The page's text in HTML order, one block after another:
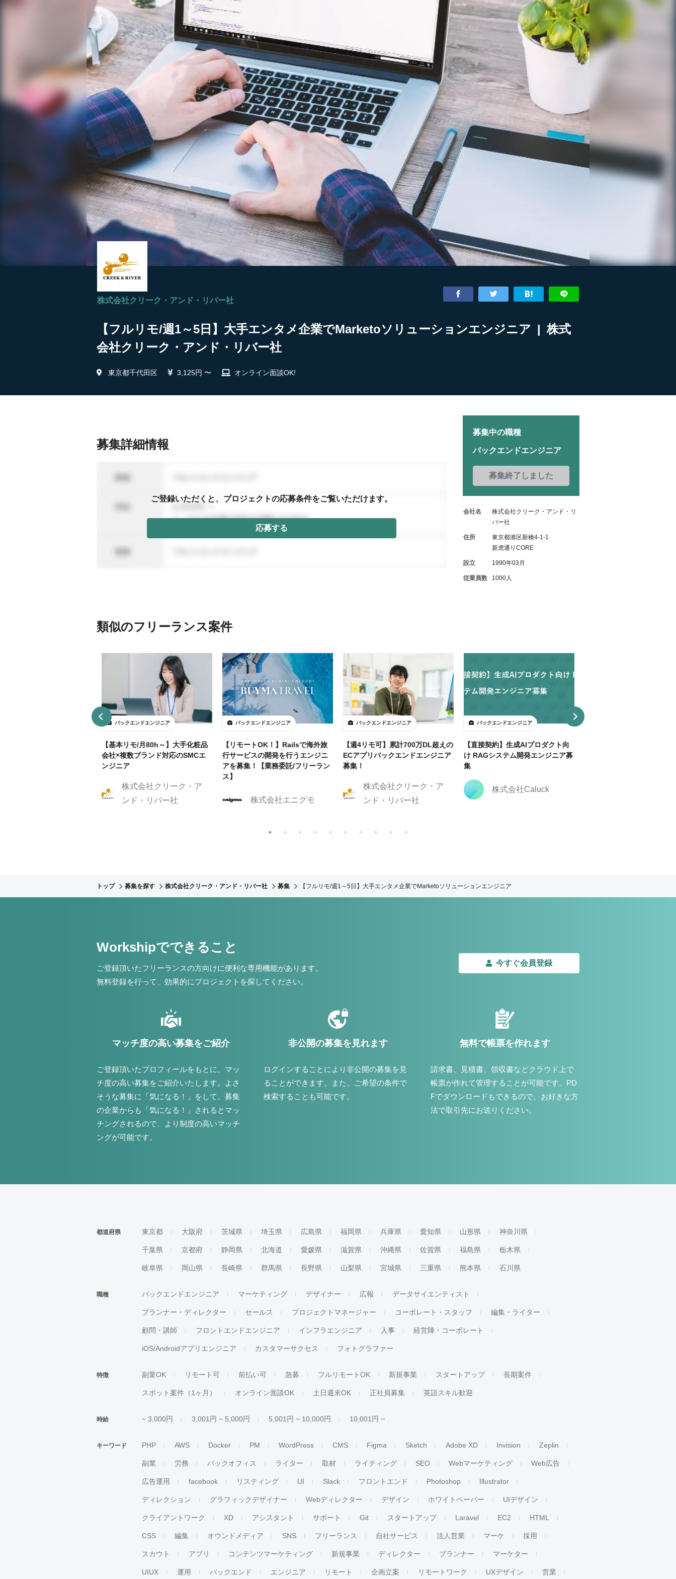
株式会社クリーク・アンド・リバー社
【フルリモ/週1～5日】大手エンタメ企業でMarketoソリューションエンジニア | 株式
会社クリーク・アンド・リバー社
東京都千代田区 3,125円 〜 オンライン面談OK!
募集詳細情報
ご登録いただくと、プロジェクトの応募条件をご覧いただけます。
応募する
募集中の職種
バックエンドエンジニア
募集終了しました
会社名
株式会社クリーク・アンド・リ
バー社
住所
東京都港区新橋4-1-1
新虎通りCORE
設立 1990年03月
従業員数 1000人
類似のフリーランス案件
バックエンドエンジニア
【基本リモ/月80h～】大手化粧品
会社×複数ブランド対応のSMCエ
ンジニア
株式会社クリーク・ア
ンド・リバー社
バックエンドエンジニア
【リモートOK！】Railsで海外旅
行サービスの開発を行うエンジニ
アを募集！【業務委託/フリーラン
ス】
株式会社エニグモ
バックエンドエンジニア
【週4リモ可】累計700万DL超えの
ECアプリバックエンドエンジニア
募集！
株式会社クリーク・ア
ンド・リバー社
バックエンドエンジニア
【直接契約】生成AIプロダクト向
け RAGシステム開発エンジニア募
集
株式会社Caluck
トップ 募集を探す 株式会社クリーク・アンド・リバー社 募集 【フルリモ/週1～5日】大手エンタメ企業でMarketoソリューションエンジニア
Workshipでできること
ご登録頂いたフリーランスの方向けに便利な専用機能があります。
無料登録を行って、効果的にプロジェクトを探してください。
今すぐ会員登録
マッチ度の高い募集をご紹介
ご登録頂いたプロフィールをもとに、マッ
チ度の高い募集をご紹介いたします。よさ
そうな募集に「気になる！」をして、募集
の企業からも「気になる！」されるとマッ
チングされるので、より制度の高いマッチ
ングが可能です。
非公開の募集を見れます
ログインすることにより非公開の募集を見
ることができます。また、ご希望の条件で
検索することも可能です。
無料で帳票を作れます
請求書、見積書、領収書などクラウド上で
帳票が作れて管理することが可能です。PD
Fでダウンロードもできるので、お好きな方
法で取引先にお送りください。
都道府県 東京都 大阪府 茨城県 埼玉県 広島県 福岡県 兵庫県 愛知県 山形県 神奈川県
千葉県 京都府 静岡県 北海道 愛媛県 滋賀県 沖縄県 佐賀県 福島県 栃木県
岐阜県 岡山県 長崎県 群馬県 長野県 山梨県 宮城県 三重県 熊本県 石川県
職種 バックエンドエンジニア マーケティング デザイナー 広報 データサイエンティスト
プランナー・ディレクター セールス プロジェクトマネージャー コーポレート・スタッフ 編集・ライター
顧問・講師 フロントエンドエンジニア インフラエンジニア 人事 経営陣・コーポレート
iOS/Androidアプリエンジニア カスタマーサクセス フォトグラファー
特徴 副業OK リモート可 前払い可 急募 フルリモートOK 新規事業 スタートアップ 長期案件
スポット案件（1ヶ月） オンライン面談OK 土日週末OK 正社員募集 英語スキル歓迎
時給 ~ 3,000円 3,001円 ~ 5,000円 5,001円 ~ 10,000円 10,001円 ~
キーワード PHP AWS Docker PM WordPress CMS Figma Sketch Adobe XD Invision Zeplin
副業 労務 バックオフィス ライター 取材 ライティング SEO Webマーケティング Web広告
広告運用 facebook リスティング UI Slack フロントエンド Photoshop Illustrator
ディレクション グラフィックデザイナー Webディレクター デザイン ホワイトペーパー UIデザイン
クライアントワーク XD アシスタント サポート Git スタートアップ Laravel EC2 HTML
CSS 編集 オウンドメディア SNS フリーランス 自社サービス 法人営業 マーケ 採用
スカウト アプリ コンテンツマーケティング 新規事業 ディレクター プランナー マーケター
UIUX 運用 バックエンド エンジニア リモート 企画立案 リモートワーク UXデザイン 営業